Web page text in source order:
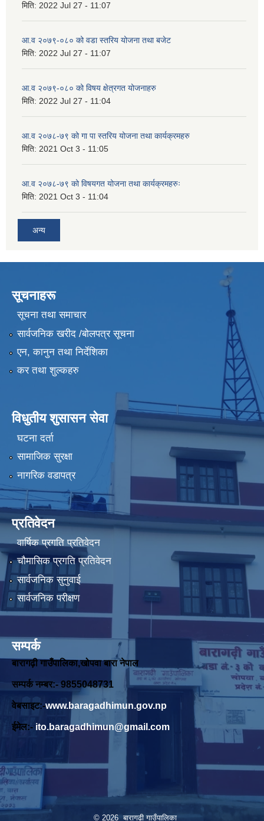
मिति: 2022 Jul 27 - 11:07
आ.व २०७९-०८० को वडा स्तरिय योजना तथा बजेट
मिति: 2022 Jul 27 - 11:07
आ.व २०७९-०८० को विषय क्षेत्रगत योजनाहरु
मिति: 2022 Jul 27 - 11:04
आ.व २०७८-७९ को गा पा स्तरिय योजना तथा कार्यक्रमहरु
मिति: 2021 Oct 3 - 11:05
आ.व २०७८-७९ को विषयगत योजना तथा कार्यक्रमहरुः
मिति: 2021 Oct 3 - 11:04
अन्य
सूचनाहरू
सूचना तथा समाचार
सार्वजनिक खरीद /बोलपत्र सूचना
एन, कानुन तथा निर्देशिका
कर तथा शुल्कहरु
विधुतीय शुसासन सेवा
घटना दर्ता
सामाजिक सुरक्षा
नागरिक वडापत्र
प्रतिवेदन
वार्षिक प्रगति प्रतिवेदन
चौमासिक प्रगति प्रतिवेदन
सार्वजनिक सुनुवाई
सार्वजनिक परीक्षण
सम्पर्क
बारागढ़ी गाउँपालिका,खोपवा बारा नेपाल
सम्पर्क नम्बर:- 9855048731
वेबसाइट:-www.baragadhimun.gov.np
ईमेल:- ito.baragadhimun@gmail.com
© 2026 बारागढी गाउँपालिका